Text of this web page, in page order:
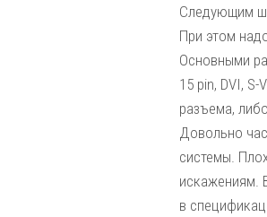
Следующим
При этом
Основными
15 pin, DVI,
разъема,
Довольно
системы.
искажениям.
в